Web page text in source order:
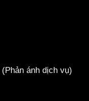
(Phản ánh dịch vụ)